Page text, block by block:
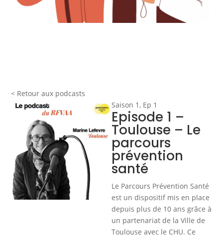
< Retour aux podcasts
Saison 1, Ep 1
Episode 1 –
Toulouse – Le
parcours
prévention
santé
Le Parcours Prévention Santé
est un dispositif mis en place
depuis plus de 10 ans grâce à
un partenariat de la Ville de
Toulouse avec le CHU. Ce